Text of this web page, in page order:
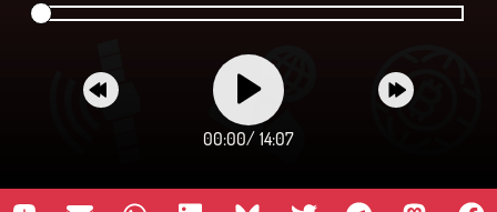
00:00/ 14:07